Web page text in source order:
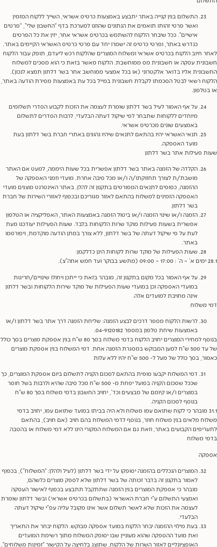
התשלום בגין קנייה באתר יתבצע באמצעות כרטיס אשראי, השייך ללקוח המזמין
ואשר פרטי זהותו תואמים את הנתונים שהוזנו למערכת בדף “החשבון שלי”, “פרטים
אישיים”. ככל שיבחר הלקוח להשתמש בכרטיס אשראי אחר, יזין את כל הפרטים
כנדרש באתר, ופרטי כרטיס זה ישמרו יחד עם פרטי כרטיס האשראי הקיימים באתר.
חיוב הלקוח בכרטיס אשראי ומשלוח המוצרים שהלקוח רכש ליעדם, תופק עבור הלקוח
עסקה או חשבונית מס ממוחשבת. הלקוח מאשר בזאת כי הוא מסכים למשלוח
אליו בדואר אלקטרוני (או בכל אמצעי ממוחשב אחר בשר דלתון תמצא לנכון).
רשאי לבטל הסכמתו לקבלת חשבונית במייל בכל עת באמצעות מסירת הודעה באתר,
על אף האמור לעיל בשר דלתון שומרת לעצמה את הזכות לקבוע הסדרי תשלומים
מיוחדים ללקוחות שתבחר לפי שיקול דעתה הבלעדי, לרבות הסדרים לתשלום
באמצעים שונים מכרטיס אשראי.
תנאי האשראי יהיו בהתאם לתנאים שיהיו נהוגים באתרי חברת בשר דלתון בעת
מועד האספקה.
פעילות אתר בשר דלתון
הקלדה של הזמנה באתר בשר דלתון אפשרית בכל שעות היממה, למעט אם האתר
מושבת/ת לצורך תחזוקתו/ה ו/או מכל סיבה אחרת. מועדי וזמני האספקה של
ההזמנה, כפופים לתנאים המפורטים בתקנון זה להלן. באתר האינטרנט מוצגים מועדי
האספקה הזמינים למשלוח בהתאם לאזור מגוריכם ובכפוף לאזורי השירות של חברת
בשר דלתון.
הזמנה ו/או שינוי הזמנה ו/או ביטול הזמנה באמצעות האתר, האפליקציה או הטלפון
אפשרית בשעות פעילות מוקד שרות הלקוחות בלבד. שעות הפעילות יעודכנו מעת
לעת על פי שיקול דעתה של בשר דלתון, ללא צורך במתן הודעה מוקדמת, ויפורסמו
באתר.
שעות הפעילות של מוקד שרות לקוחות הינן כדלקמן:
על אף האמור בכל מקום בתקנון זה, מובהר בזאת כי ייתכן ויחולו שינויים/חריגות
במועדי האספקה וכן במועדי שעות הפעילות של מוקד שירות הלקוחות ובשר דלתון
אינה מחויבת למועדים אלה.
משלוח
לרשות הלקוח מספר דרכים לבצע הזמנה: שליחת הזמנה דרך אתר בשר דלתון ו/או
באמצעות שיחת טלפון במספר 04-9120182.
בנוסף למחירי המוצרים יחויב הלקוח בדמי משלוח בסך 80 ש”ח בגין אספקת מוצרים בסך כולל
של עד 500 ש”ח למען המבוקש במסגרת הזמנה אחת. דמי המשלוח בגין אספקת מוצרים
כולל של מעל ל- 500 ש”ח יהיו ללא עלות
דמי המשלוח יקבעו סופית בהתאם לסכום הקניה לתשלום ביום אספקת המוצרים, כך
שככל שסכום הקניה בפועל יפחת מ- 500 ש”ח מכל סיבה שהיא ולרבות בשל חוסר
במוצרים ו/או קיומם של מבצעים וכד’, יחויב החשבון בדמי משלוח בסך 80 ש”ח
בנוסף לסכום הקניה.
מובהר כי לקוח שתואם עמו משלוח ולא היה בביתו במועד שתואם עמו, יחויב בדמי
מלאים בגין משלוח חוזר, בנוסף לדמי המשלוח בהם חויב (אם חויב), בהתאם
הקבועים באתר, וזאת גם אם המשלוח המקורי הינו ללא דמי משלוח או בהטבה
משלוח
המוצרים הנכללים בהזמנה יסופקו על ידי בשר דלתון (לעיל ולהלן: “המשלוח”), בכפוף
לאמור בתקנון זה בדבר זכותה של בשר דלתון שלא לספק מוצרים כלשהם,
מובהר כי אספקת המוצרים בגין הזמנה שתתקבל תתבצע בכפוף לאישור העסקה
ואמצעי התשלום ע”י חברת האשראי (בתשלום בכרטיס אשראי) ובשר דלתון שומרת
לעצמה את הזכות שלא לאשר תשלום אשר אינו מקובל עליה עפ”י שיקול דעתה
הבלעדי.
בעת מילוי ההזמנה יבחר הלקוח במועד אספקה מבוקש. הלקוח יבחר את התאריך
ואת מועד ההספקה שהוא מעוניין שבו יסופק המשלוח מתוך רשימת המועדים
האופציונליים לאזור השרות של הלקוח, שתוצג בלחיצה על הקישור “זמינות משלוחים”.